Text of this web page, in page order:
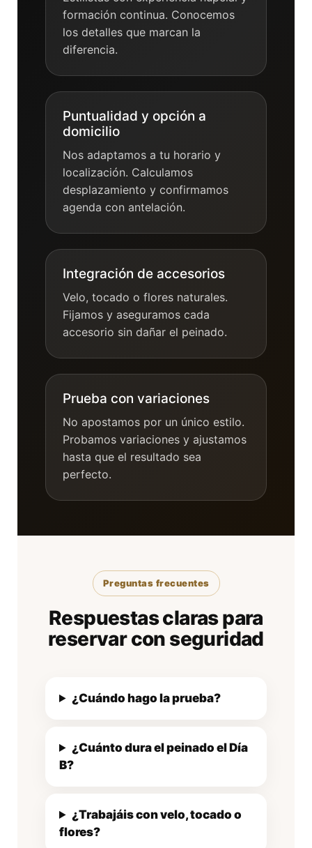
formación continua. Conocemos
los detalles que marcan la
diferencia.
Puntualidad y opción a
domicilio
Nos adaptamos a tu horario y
localización. Calculamos
desplazamiento y confirmamos
agenda con antelación.
Integración de accesorios
Velo, tocado o flores naturales.
Fijamos y aseguramos cada
accesorio sin dañar el peinado.
Prueba con variaciones
No apostamos por un único estilo.
Probamos variaciones y ajustamos
hasta que el resultado sea
perfecto.
Preguntas frecuentes
Respuestas claras para
reservar con seguridad
¿Cuándo hago la prueba?
¿Cuánto dura el peinado el Día
B?
¿Trabajáis con velo, tocado o
flores?